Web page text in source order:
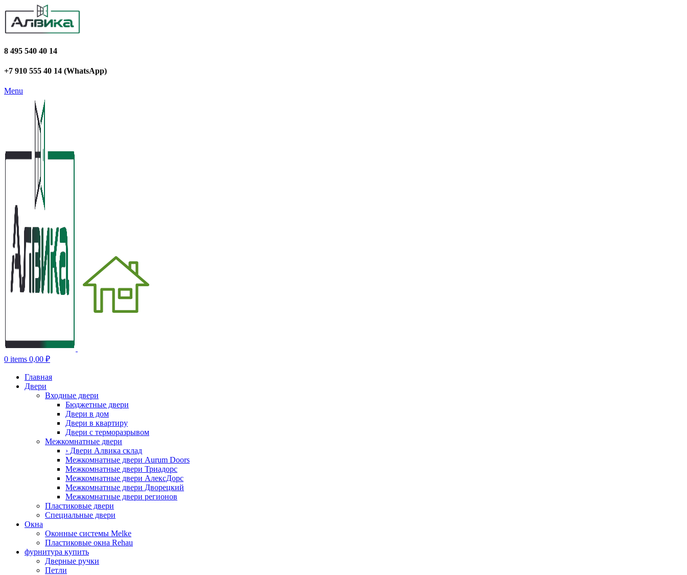
8 495 540 40 14
+7 910 555 40 14 (WhatsApp)
Menu
0 items 0,00 ₽
Главная
Двери
Входные двери
Бюджетные двери
Двери в дом
Двери в квартиру
Двери с терморазрывом
Межкомнатные двери
› Двери Алвика склад
Межкомнатные двери Aurum Doors
Межкомнатные двери Триадорс
Межкомнатные двери АлексДорс
Межкомнатные двери Дворецкий
Межкомнатные двери регионов
Пластиковые двери
Специальные двери
Окна
Оконные системы Melke
Пластиковые окна Rehau
фурнитура купить
Дверные ручки
Петли